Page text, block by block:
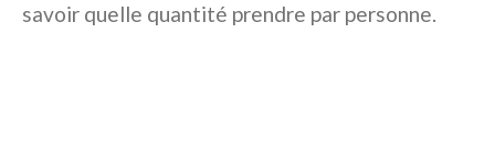
savoir quelle quantité prendre par personne.